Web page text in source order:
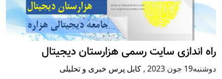
راه اندازی سایت رسمی هزارستان دیجیتال
دوشنبه19 جون 2023 , کابل پرس خبری و تحلیلی